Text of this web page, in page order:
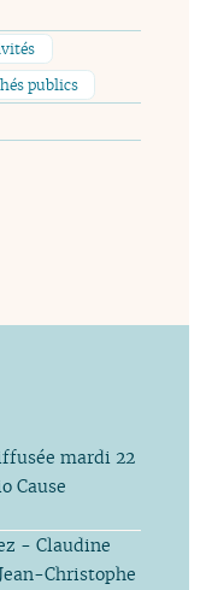
publics
mardi 22
Cause
- Claudine
Christophe